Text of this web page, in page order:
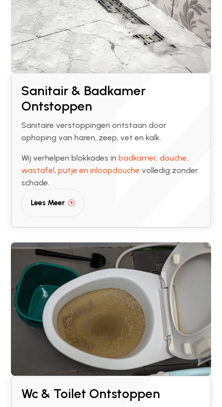
Sanitair & Badkamer
Ontstoppen
Sanitaire verstoppingen ontstaan door
ophoping van haren, zeep, vet en kalk.
Wij verhelpen blokkades in badkamer, douche,
wastafel, putje en inloopdouche volledig zonder
schade.
Lees Meer
Wc & Toilet Ontstoppen